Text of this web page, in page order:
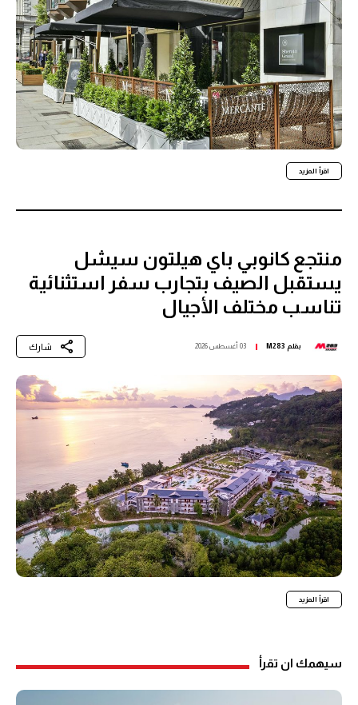
اقرأ المزيد
منتجع كانوبي باي هيلتون سيشل
يستقبل الصيف بتجارب سفر استثنائية
تناسب مختلف الأجيال
بقلم M283 03 أغسطس 2026 شارك
اقرأ المزيد
سيهمك ان تقرأ